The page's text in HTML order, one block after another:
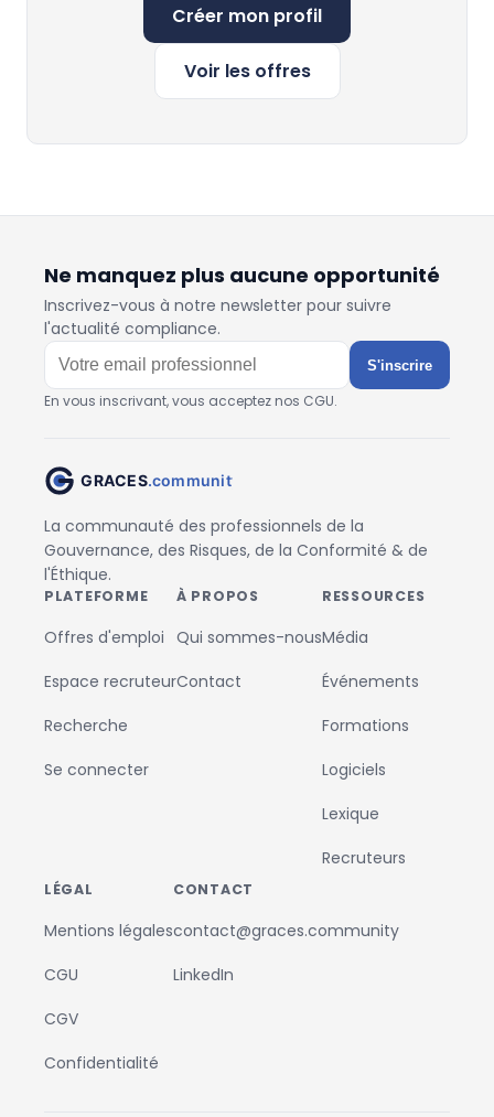
Créer mon profil
Voir les offres
Ne manquez plus aucune opportunité
Inscrivez-vous à notre newsletter pour suivre
l'actualité compliance.
S'inscrire
En vous inscrivant, vous acceptez nos CGU.
La communauté des professionnels de la
Gouvernance, des Risques, de la Conformité & de
l'Éthique.
PLATEFORME
Offres d'emploi
Espace recruteur
Recherche
Se connecter
À PROPOS
Qui sommes-nous
Contact
RESSOURCES
Média
Événements
Formations
Logiciels
Lexique
Recruteurs
LÉGAL
Mentions légales
CGU
CGV
Confidentialité
CONTACT
contact@graces.community
LinkedIn